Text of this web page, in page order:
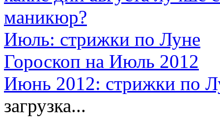
маникюр?
Июль: стрижки по Луне
Гороскоп на Июль 2012
Июнь 2012: стрижки по
загрузка...